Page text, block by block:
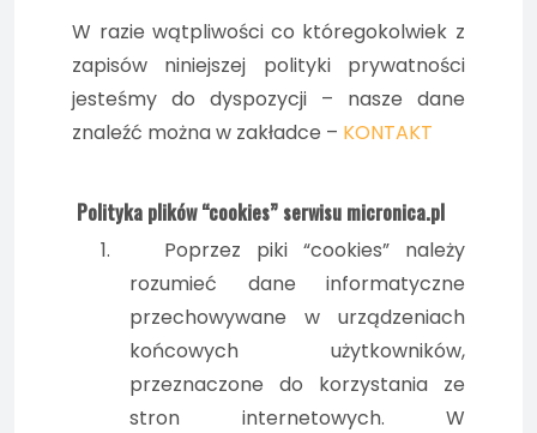
W razie wątpliwości co któregokolwiek z
zapisów niniejszej polityki prywatności
jesteśmy do dyspozycji – nasze dane
znaleźć można w zakładce – KONTAKT
Polityka plików “cookies” serwisu micronica.pl
1.
Poprzez piki “cookies” należy
rozumieć dane informatyczne
przechowywane w urządzeniach
końcowych użytkowników,
przeznaczone do korzystania ze
stron internetowych. W